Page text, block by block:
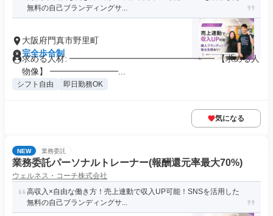
無料の自己ブランディングサ...
大阪府門真市野里町
完全歩合制
求める人材: ━━━━━━━━━━━━━━━━━ 【求める人
物像】 ━━━━━━━━...
シフト自由 即日勤務OK
気になる
NEW 業務委託
業務委託パーソナルトレーナー(報酬還元率最大70%)
ウェルネス・コーチ株式会社
高収入×自由な働き方！売上連動で収入UP可能！SNSを活用した
無料の自己ブランディングサ...